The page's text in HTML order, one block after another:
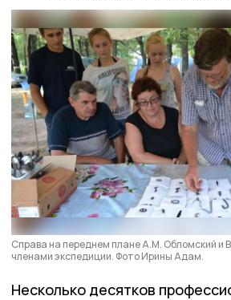
Справа на переднем плане А.М. Обломский и
членами экспедиции. Фото Ирины Адам.
Несколько десятков